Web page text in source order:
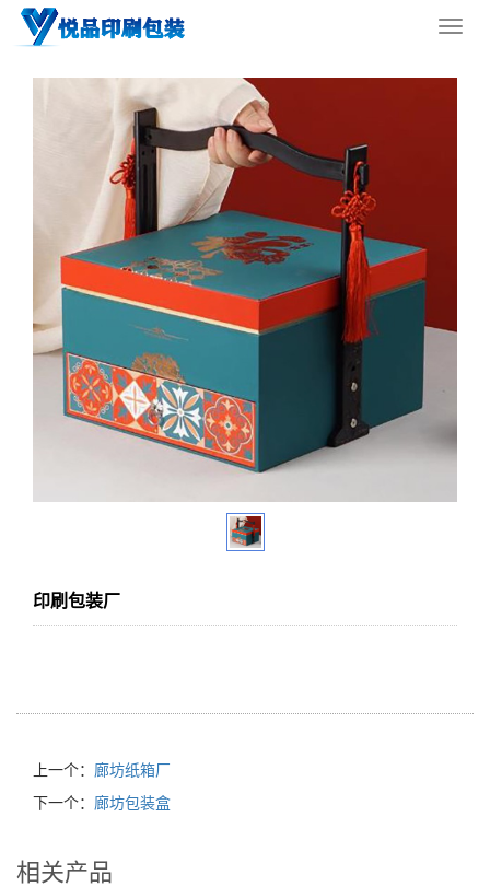
导
您的位置： 网站首页>
印刷包装厂
上一个： 廊坊纸箱厂
下一个： 廊坊包装盒
相关产品